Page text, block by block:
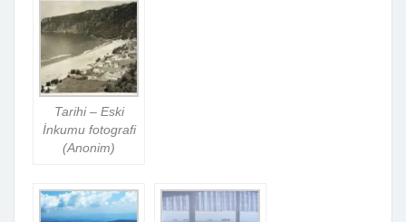
Tarihi – Eski
İnkumu fotografi
(Anonim)